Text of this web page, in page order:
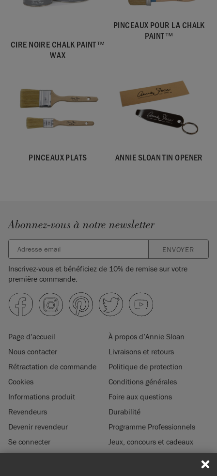
CIRE NOIRE CHALK PAINT™
WAX
PINCEAUX POUR LA CHALK
PAINT™
PINCEAUX PLATS ANNIE SLOAN TIN OPENER
Abonnez-vous à notre newsletter
ENVOYER
Inscrivez-vous et bénéficiez de 10% de remise sur votre
première commande.
Page d’accueil
À propos d’Annie Sloan
Nous contacter
Livraisons et retours
Rétractation de commande
Politique de protection
Cookies
Conditions générales
Informations produit
Foire aux questions
Revendeurs
Durabilité
Devenir revendeur
Programme Professionnels
Se connecter
Jeux, concours et cadeaux